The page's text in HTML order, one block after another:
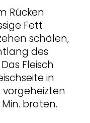
Rücken
Fett
schälen,
des
Fleisch
in
Min. braten.